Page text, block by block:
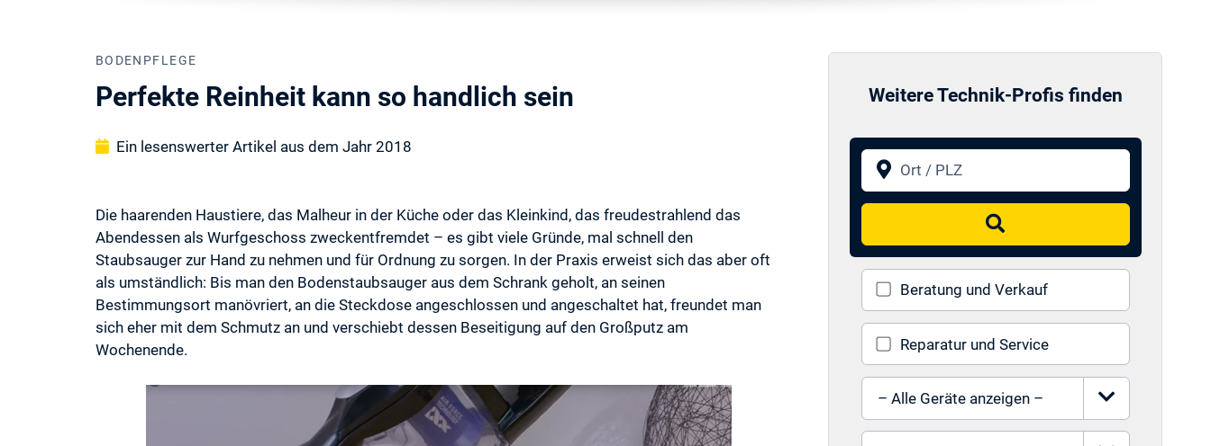
BODENPFLEGE
Perfekte Reinheit kann so handlich sein
Ein lesenswerter Artikel aus dem Jahr 2018
Die haarenden Haustiere, das Malheur in der Küche oder das Kleinkind, das freudestrahlend das
Abendessen als Wurfgeschoss zweckentfremdet – es gibt viele Gründe, mal schnell den
Staubsauger zur Hand zu nehmen und für Ordnung zu sorgen. In der Praxis erweist sich das aber oft
als umständlich: Bis man den Bodenstaubsauger aus dem Schrank geholt, an seinen
Bestimmungsort manövriert, an die Steckdose angeschlossen und angeschaltet hat, freundet man
sich eher mit dem Schmutz an und verschiebt dessen Beseitigung auf den Großputz am
Wochenende.
Weitere Technik-Profis finden
Ort / PLZ
Suchen
Beratung und Verkauf
Reparatur und Service
Gerät auswählen
Marke auswählen